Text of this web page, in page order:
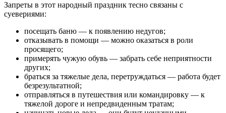
Запреты в этот народный праздник тесно связаны с
суевериями:
посещать баню ― к появлению недугов;
отказывать в помощи ― можно оказаться в роли
просящего;
примерять чужую обувь ― забрать себе неприятности
других;
браться за тяжелые дела, перетруждаться ― работа будет
безрезультатной;
отправляться в путешествия или командировку ― к
тяжелой дороге и непредвиденным тратам;